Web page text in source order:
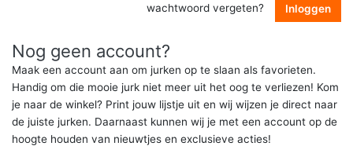
wachtwoord vergeten? Inloggen
Nog geen account?
Maak een account aan om jurken op te slaan als favorieten.
Handig om die mooie jurk niet meer uit het oog te verliezen! Kom
je naar de winkel? Print jouw lijstje uit en wij wijzen je direct naar
de juiste jurken. Daarnaast kunnen wij je met een account op de
hoogte houden van nieuwtjes en exclusieve acties!